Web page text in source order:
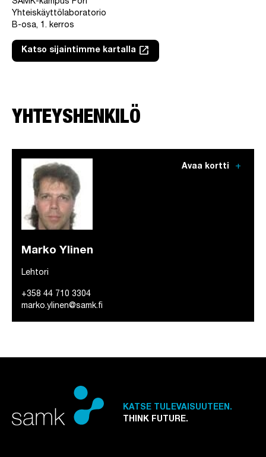
SAMK-kampus Pori
Yhteiskäyttölaboratorio
B-osa, 1. kerros
Katso sijaintimme kartalla
Linkki avautuu uuteen välilehteen
launch
YHTEYSHENKILÖ
Avaa kortti add
Marko Ylinen
Lehtori
+358 44 710 3304
marko.ylinen@samk.fi
KATSE TULEVAISUUTEEN.
THINK FUTURE.